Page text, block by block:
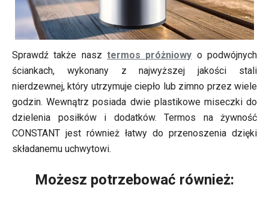
Sprawdź także nasz termos próżniowy o podwójnych
ściankach, wykonany z najwyższej jakości stali
nierdzewnej, który utrzymuje ciepło lub zimno przez wiele
godzin. Wewnątrz posiada dwie plastikowe miseczki do
dzielenia posiłków i dodatków. Termos na żywność
CONSTANT jest również łatwy do przenoszenia dzięki
składanemu uchwytowi.
Możesz potrzebować również: